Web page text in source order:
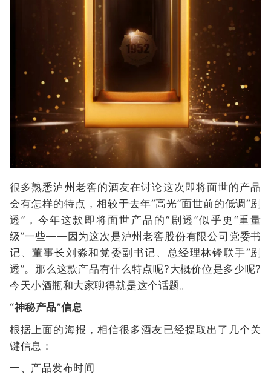
很多熟悉泸州老窖的酒友在讨论这次即将面世的产品
会有怎样的特点，相较于去年“高光”面世前的低调“剧
透”，今年这款即将面世产品的“剧透”似乎更“重量
级”一些——因为这次是泸州老窖股份有限公司党委书
记、董事长刘淼和党委副书记、总经理林锋联手“剧
透”。那么这款产品有什么特点呢?大概价位是多少呢?
今天小酒瓶和大家聊得就是这个话题。
“神秘产品”信息
根据上面的海报，相信很多酒友已经提取出了几个关
键信息：
一、产品发布时间